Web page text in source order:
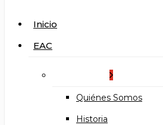
search
Menu
Inicio
EAC
Quiénes Somos
Historia